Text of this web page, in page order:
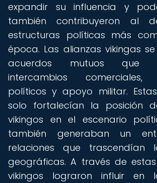
expandir su influencia y
también contribuyeron al
estructuras políticas más
época. Las alianzas vikingas
acuerdos mutuos que
intercambios comerciales,
políticos y apoyo militar.
solo fortalecían la posición
vikingos en el escenario
también generaban un
relaciones que trascendían
geográficas. A través de
vikingos lograron influir